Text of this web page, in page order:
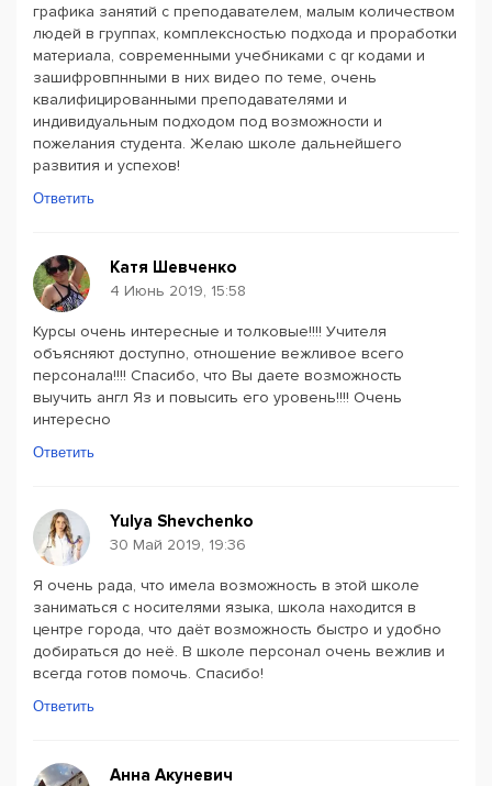
графика занятий с преподавателем, малым количеством
людей в группах, комплексностью подхода и проработки
материала, современными учебниками с qr кодами и
зашифровпнными в них видео по теме, очень
квалифицированными преподавателями и
индивидуальным подходом под возможности и
пожелания студента. Желаю школе дальнейшего
развития и успехов!
Ответить
Катя Шевченко
4 Июнь 2019, 15:58
Курсы очень интересные и толковые!!!! Учителя
объясняют доступно, отношение вежливое всего
персонала!!!! Спасибо, что Вы даете возможность
выучить англ Яз и повысить его уровень!!!! Очень
интересно
Ответить
Yulya Shevchenko
30 Май 2019, 19:36
Я очень рада, что имела возможность в этой школе
заниматься с носителями языка, школа находится в
центре города, что даёт возможность быстро и удобно
добираться до неё. В школе персонал очень вежлив и
всегда готов помочь. Спасибо!
Ответить
Анна Акуневич